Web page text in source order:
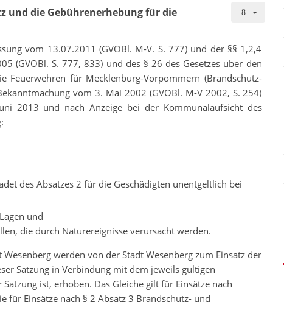
und die Gebührenerhebung für die
vom 13.07.2011 (GVOBl. M-V. S. 777) und der §§ 1,2,4
(GVOBl. S. 777, 833) und des § 26 des Gesetzes über den
Feuerwehren für Mecklenburg-Vorpommern (Brandschutz-
vom 3. Mai 2002 (GVOBl. M-V 2002, S. 254)
2013 und nach Anzeige bei der Kommunalaufsicht des
des Absatzes 2 für die Geschädigten unentgeltlich bei
und
die durch Naturereignisse verursacht werden.
werden von der Stadt Wesenberg zum Einsatz der
Satzung in Verbindung mit dem jeweils gültigen
ist, erhoben. Das Gleiche gilt für Einsätze nach
für Einsätze nach § 2 Absatz 3 Brandschutz- und